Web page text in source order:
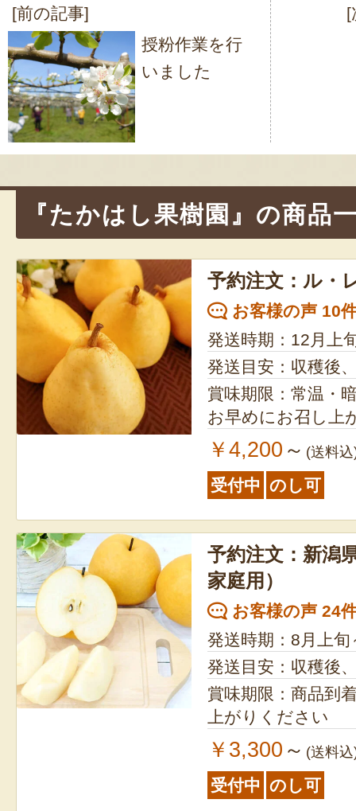
投
稿
ナ
ビ
ゲ
ョ
ン
[前の記事]
授粉作業を行
いました
[
『たかはし果樹園』の商品
予約注文：ル・
お客様の声 10
発送時期：12月上
発送目安：収穫後
賞味期限：常温・
お早めにお召し上
￥4,200 ～ (送料
受付中 のし可
予約注文：新潟
家庭用）
お客様の声 24
発送時期：8月上旬
発送目安：収穫後
賞味期限：商品到
上がりください
￥3,300 ～ (送料
受付中 のし可